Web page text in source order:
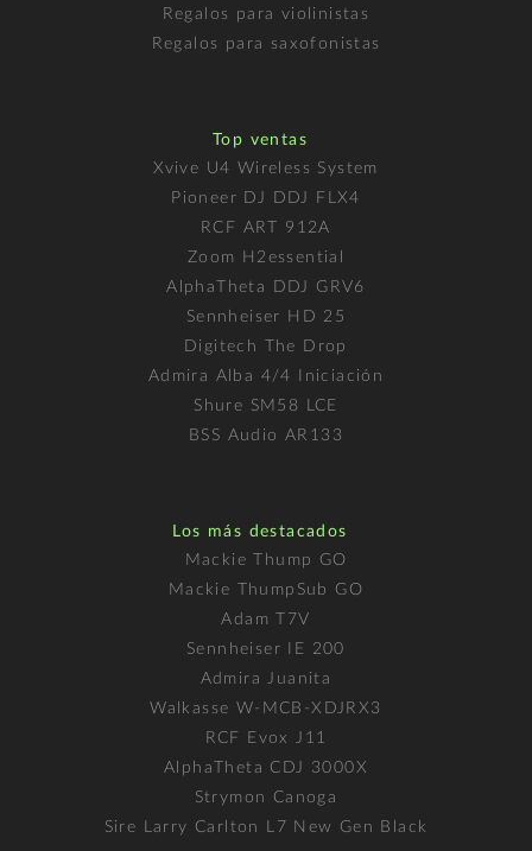
Regalos para violinistas
Regalos para saxofonistas
Top ventas
Xvive U4 Wireless System
Pioneer DJ DDJ FLX4
RCF ART 912A
Zoom H2essential
AlphaTheta DDJ GRV6
Sennheiser HD 25
Digitech The Drop
Admira Alba 4/4 Iniciación
Shure SM58 LCE
BSS Audio AR133
Los más destacados
Mackie Thump GO
Mackie ThumpSub GO
Adam T7V
Sennheiser IE 200
Admira Juanita
Walkasse W-MCB-XDJRX3
RCF Evox J11
AlphaTheta CDJ 3000X
Strymon Canoga
Sire Larry Carlton L7 New Gen Black